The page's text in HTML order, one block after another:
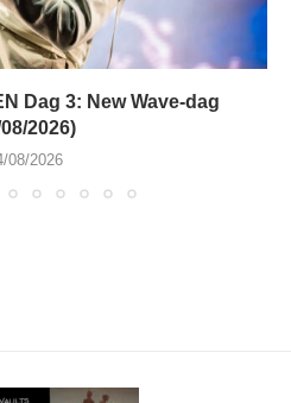
Dag 3: New Wave-dag
2026)
08/2026